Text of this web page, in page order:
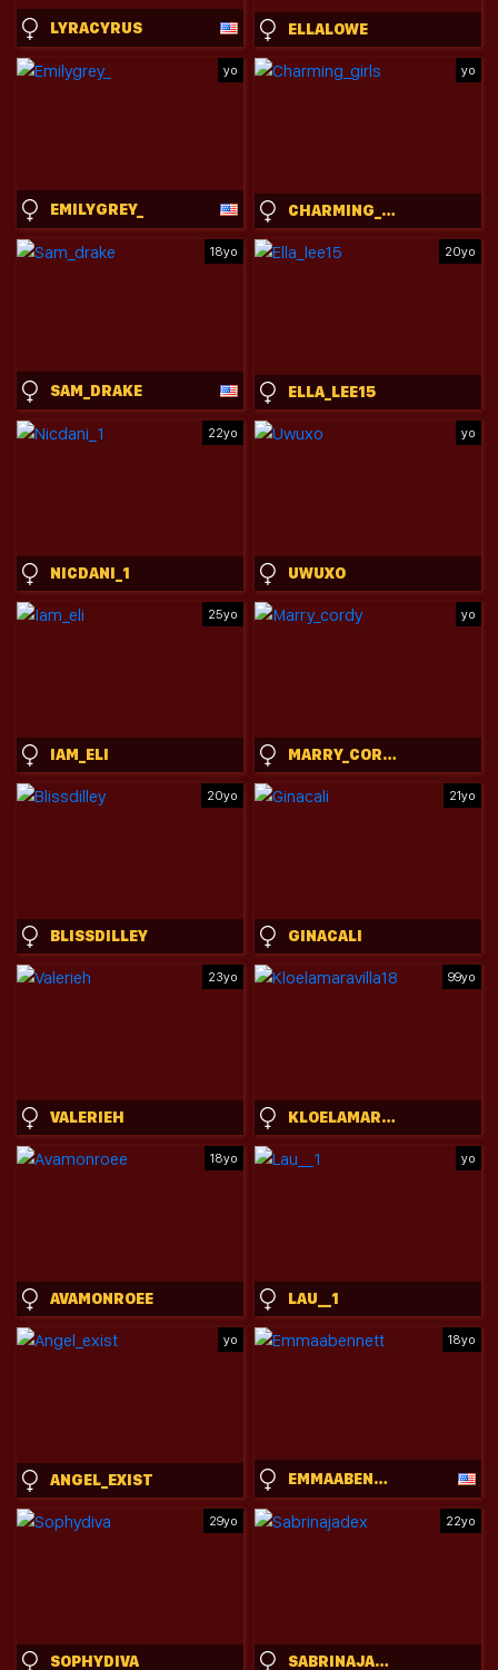
LYRACYRUS ELLALOWE
yo
EMILYGREY_
yo
CHARMING_GIRLS
18yo
SAM_DRAKE
20yo
ELLA_LEE15
22yo
NICDANI_1
yo
UWUXO
25yo
IAM_ELI
yo
MARRY_CORDY
20yo
BLISSDILLEY
21yo
GINACALI
23yo
VALERIEH
99yo
KLOELAMARAVILLA18
18yo
AVAMONROEE
yo
LAU__1
yo
ANGEL_EXIST
18yo
EMMAABENNETT
29yo
SOPHYDIVA
22yo
SABRINAJADEX